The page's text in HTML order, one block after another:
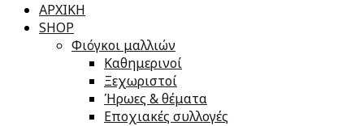
ΑΡΧΙΚΗ
SHOP
Φιόγκοι μαλλιών
Καθημερινοί
Ξεχωριστοί
Ήρωες & θέματα
Εποχιακές συλλογές